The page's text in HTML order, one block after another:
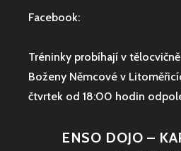
Facebook:
Tréninky probíhají v
Boženy Němcové v
čtvrtek od 18:00 hodin
ENSO DOJO –